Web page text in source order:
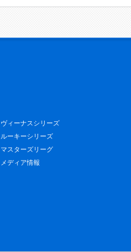
ヴィーナスシリーズ
ルーキーシリーズ
マスターズリーグ
メディア情報